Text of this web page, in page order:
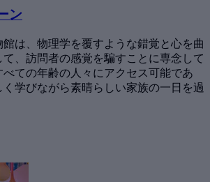
ン
は、物理学を覆すような錯覚と心を曲
、訪問者の感覚を騙すことに専念して
ての年齢の人々にアクセス可能であ
く学びながら素晴らしい家族の一日を過